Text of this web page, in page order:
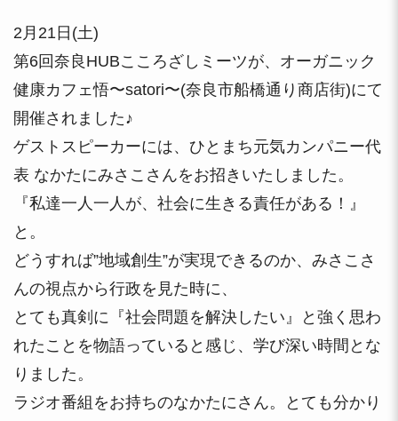
2月21日(土)
第6回奈良HUBこころざしミーツが、オーガニック
健康カフェ悟〜satori〜(奈良市船橋通り商店街)にて
開催されました♪
ゲストスピーカーには、ひとまち元気カンパニー代
表 なかたにみさこさんをお招きいたしました。
『私達一人一人が、社会に生きる責任がある！』
と。
どうすれば”地域創生”が実現できるのか、みさこさ
んの視点から行政を見た時に、
とても真剣に『社会問題を解決したい』と強く思わ
れたことを物語っていると感じ、学び深い時間とな
りました。
ラジオ番組をお持ちのなかたにさん。とても分かり